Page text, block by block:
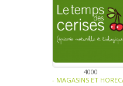
4000
- MAGASINS ET